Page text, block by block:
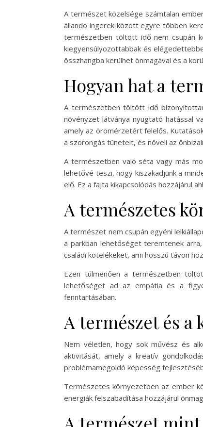
A természet közelsége számtalan
állandó ingerek között egyre többen
természetben töltött idő nem csupán
kiegyensúlyozottabbak és
összhangba kerülhet önmagával és a
Hogyan hat a
A természetben töltött idő
növényzet látványa nyugtató hatással
amely az örömérzetért felelős.
a szorongás tüneteit, és növeli az
A természetben való séta vagy más
lehetővé teszi, hogy kiszakadjunk a
elő. Ez a fajta kikapcsolódás hozzájárul
A természetes
A természet nem csupán egyéni
a parkban lehetőséget teremtenek
családi kötelékeket, ami hosszú távon
Ezen túlmenően a természetben
lehetőséget ad az empátia és a
fenntartásában.
A természet és a
Nem véletlen, hogy sok művész és
aktivitását, amely a kreatív
problémamegoldó képesség
Természetes környezetben az ember
energiák felszabadítása hozzájárul